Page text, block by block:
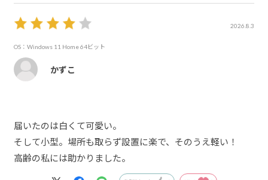
2026.8.3
OS：Windows 11 Home 64ビット
かずこ
届いたのは白くて可愛い。
そして小型。場所も取らず設置に楽で、そのうえ軽い！
高齢の私には助かりました。